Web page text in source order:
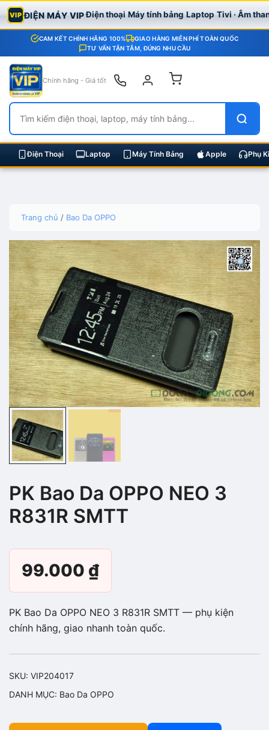
VIP ĐIỆN MÁY VIPĐiện thoại Máy tính bảng Laptop Tivi · Âm
CAM KẾT CHÍNH HÃNG 100%
GIAO HÀNG MIỄN PHÍ TOÀN QUỐC
TƯ VẤN TẬN TÂM, ĐÚNG NHU CẦU
Chính hãng - Giá tốt
Điện Thoại Laptop Máy Tính Bảng Apple Phụ
content
Trang chủ / Bao Da OPPO
PK Bao Da OPPO NEO 3
R831R SMTT
99.000 ₫
PK Bao Da OPPO NEO 3 R831R SMTT — phụ kiện
chính hãng, giao nhanh toàn quốc.
SKU: VIP204017
DANH MỤC: Bao Da OPPO